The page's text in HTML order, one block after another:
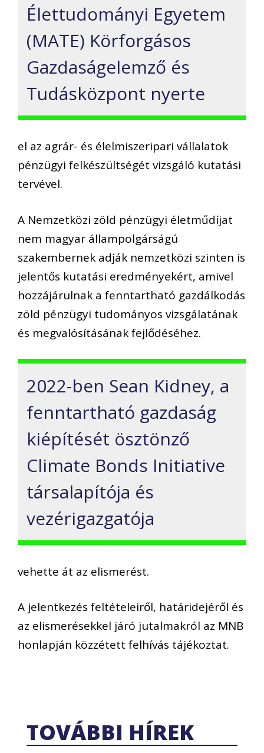
Élettudományi Egyetem
(MATE) Körforgásos
Gazdaságelemző és
Tudásközpont nyerte
el az agrár- és élelmiszeripari vállalatok
pénzügyi felkészültségét vizsgáló kutatási
tervével.
A Nemzetközi zöld pénzügyi életműdíjat
nem magyar állampolgárságú
szakembernek adják nemzetközi szinten is
jelentős kutatási eredményekért, amivel
hozzájárulnak a fenntartható gazdálkodás
zöld pénzügyi tudományos vizsgálatának
és megvalósításának fejlődéséhez.
2022-ben Sean Kidney, a
fenntartható gazdaság
kiépítését ösztönző
Climate Bonds Initiative
társalapítója és
vezérigazgatója
vehette át az elismerést.
A jelentkezés feltételeiről, határidejéről és
az elismerésekkel járó jutalmakról az MNB
honlapján közzétett felhívás tájékoztat.
TOVÁBBI HÍREK